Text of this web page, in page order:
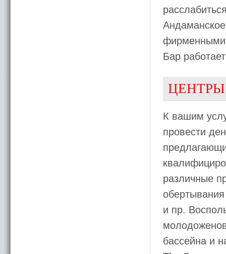
фирменными
Бар
К вашим
провести
различные
и пр.
бассейна и